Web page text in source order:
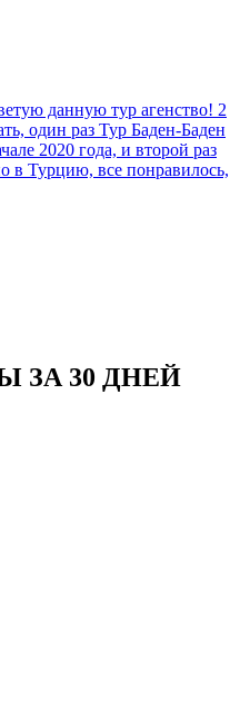
данную тур агенство! 2
один раз Тур Баден-Баден
2020 года, и второй раз
в Турцию, все понравилось,
ЗА 30 ДНЕЙ